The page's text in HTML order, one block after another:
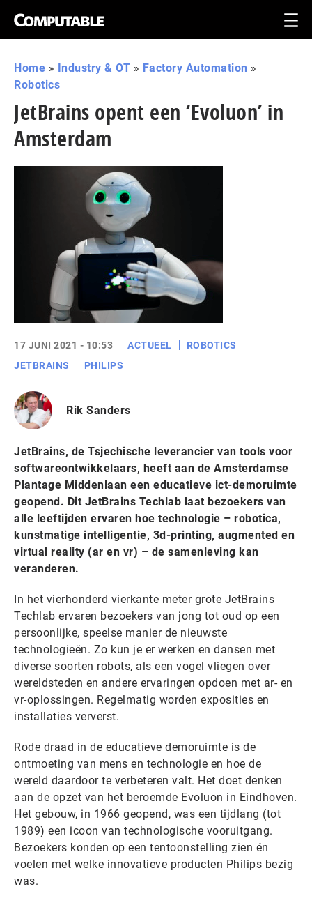
Home » Industry & OT » Factory Automation »
Robotics
JetBrains opent een ‘Evoluon’ in
Amsterdam
17 JUNI 2021 - 10:53 ACTUEEL
ROBOTICS
JETBRAINS
PHILIPS
Rik Sanders
JetBrains, de Tsjechische leverancier van tools voor
softwareontwikkelaars, heeft aan de Amsterdamse
Plantage Middenlaan een educatieve ict-demoruimte
geopend. Dit JetBrains Techlab laat bezoekers van
alle leeftijden ervaren hoe technologie – robotica,
kunstmatige intelligentie, 3d-printing, augmented en
virtual reality (ar en vr) – de samenleving kan
veranderen.
In het vierhonderd vierkante meter grote JetBrains
Techlab ervaren bezoekers van jong tot oud op een
persoonlijke, speelse manier de nieuwste
technologieën. Zo kun je er werken en dansen met
diverse soorten robots, als een vogel vliegen over
wereldsteden en andere ervaringen opdoen met ar- en
vr-oplossingen. Regelmatig worden exposities en
installaties ververst.
Rode draad in de educatieve demoruimte is de
ontmoeting van mens en technologie en hoe de
wereld daardoor te verbeteren valt. Het doet denken
aan de opzet van het beroemde Evoluon in Eindhoven.
Het gebouw, in 1966 geopend, was een tijdlang (tot
1989) een icoon van technologische vooruitgang.
Bezoekers konden op een tentoonstelling zien én
voelen met welke innovatieve producten Philips bezig
was.